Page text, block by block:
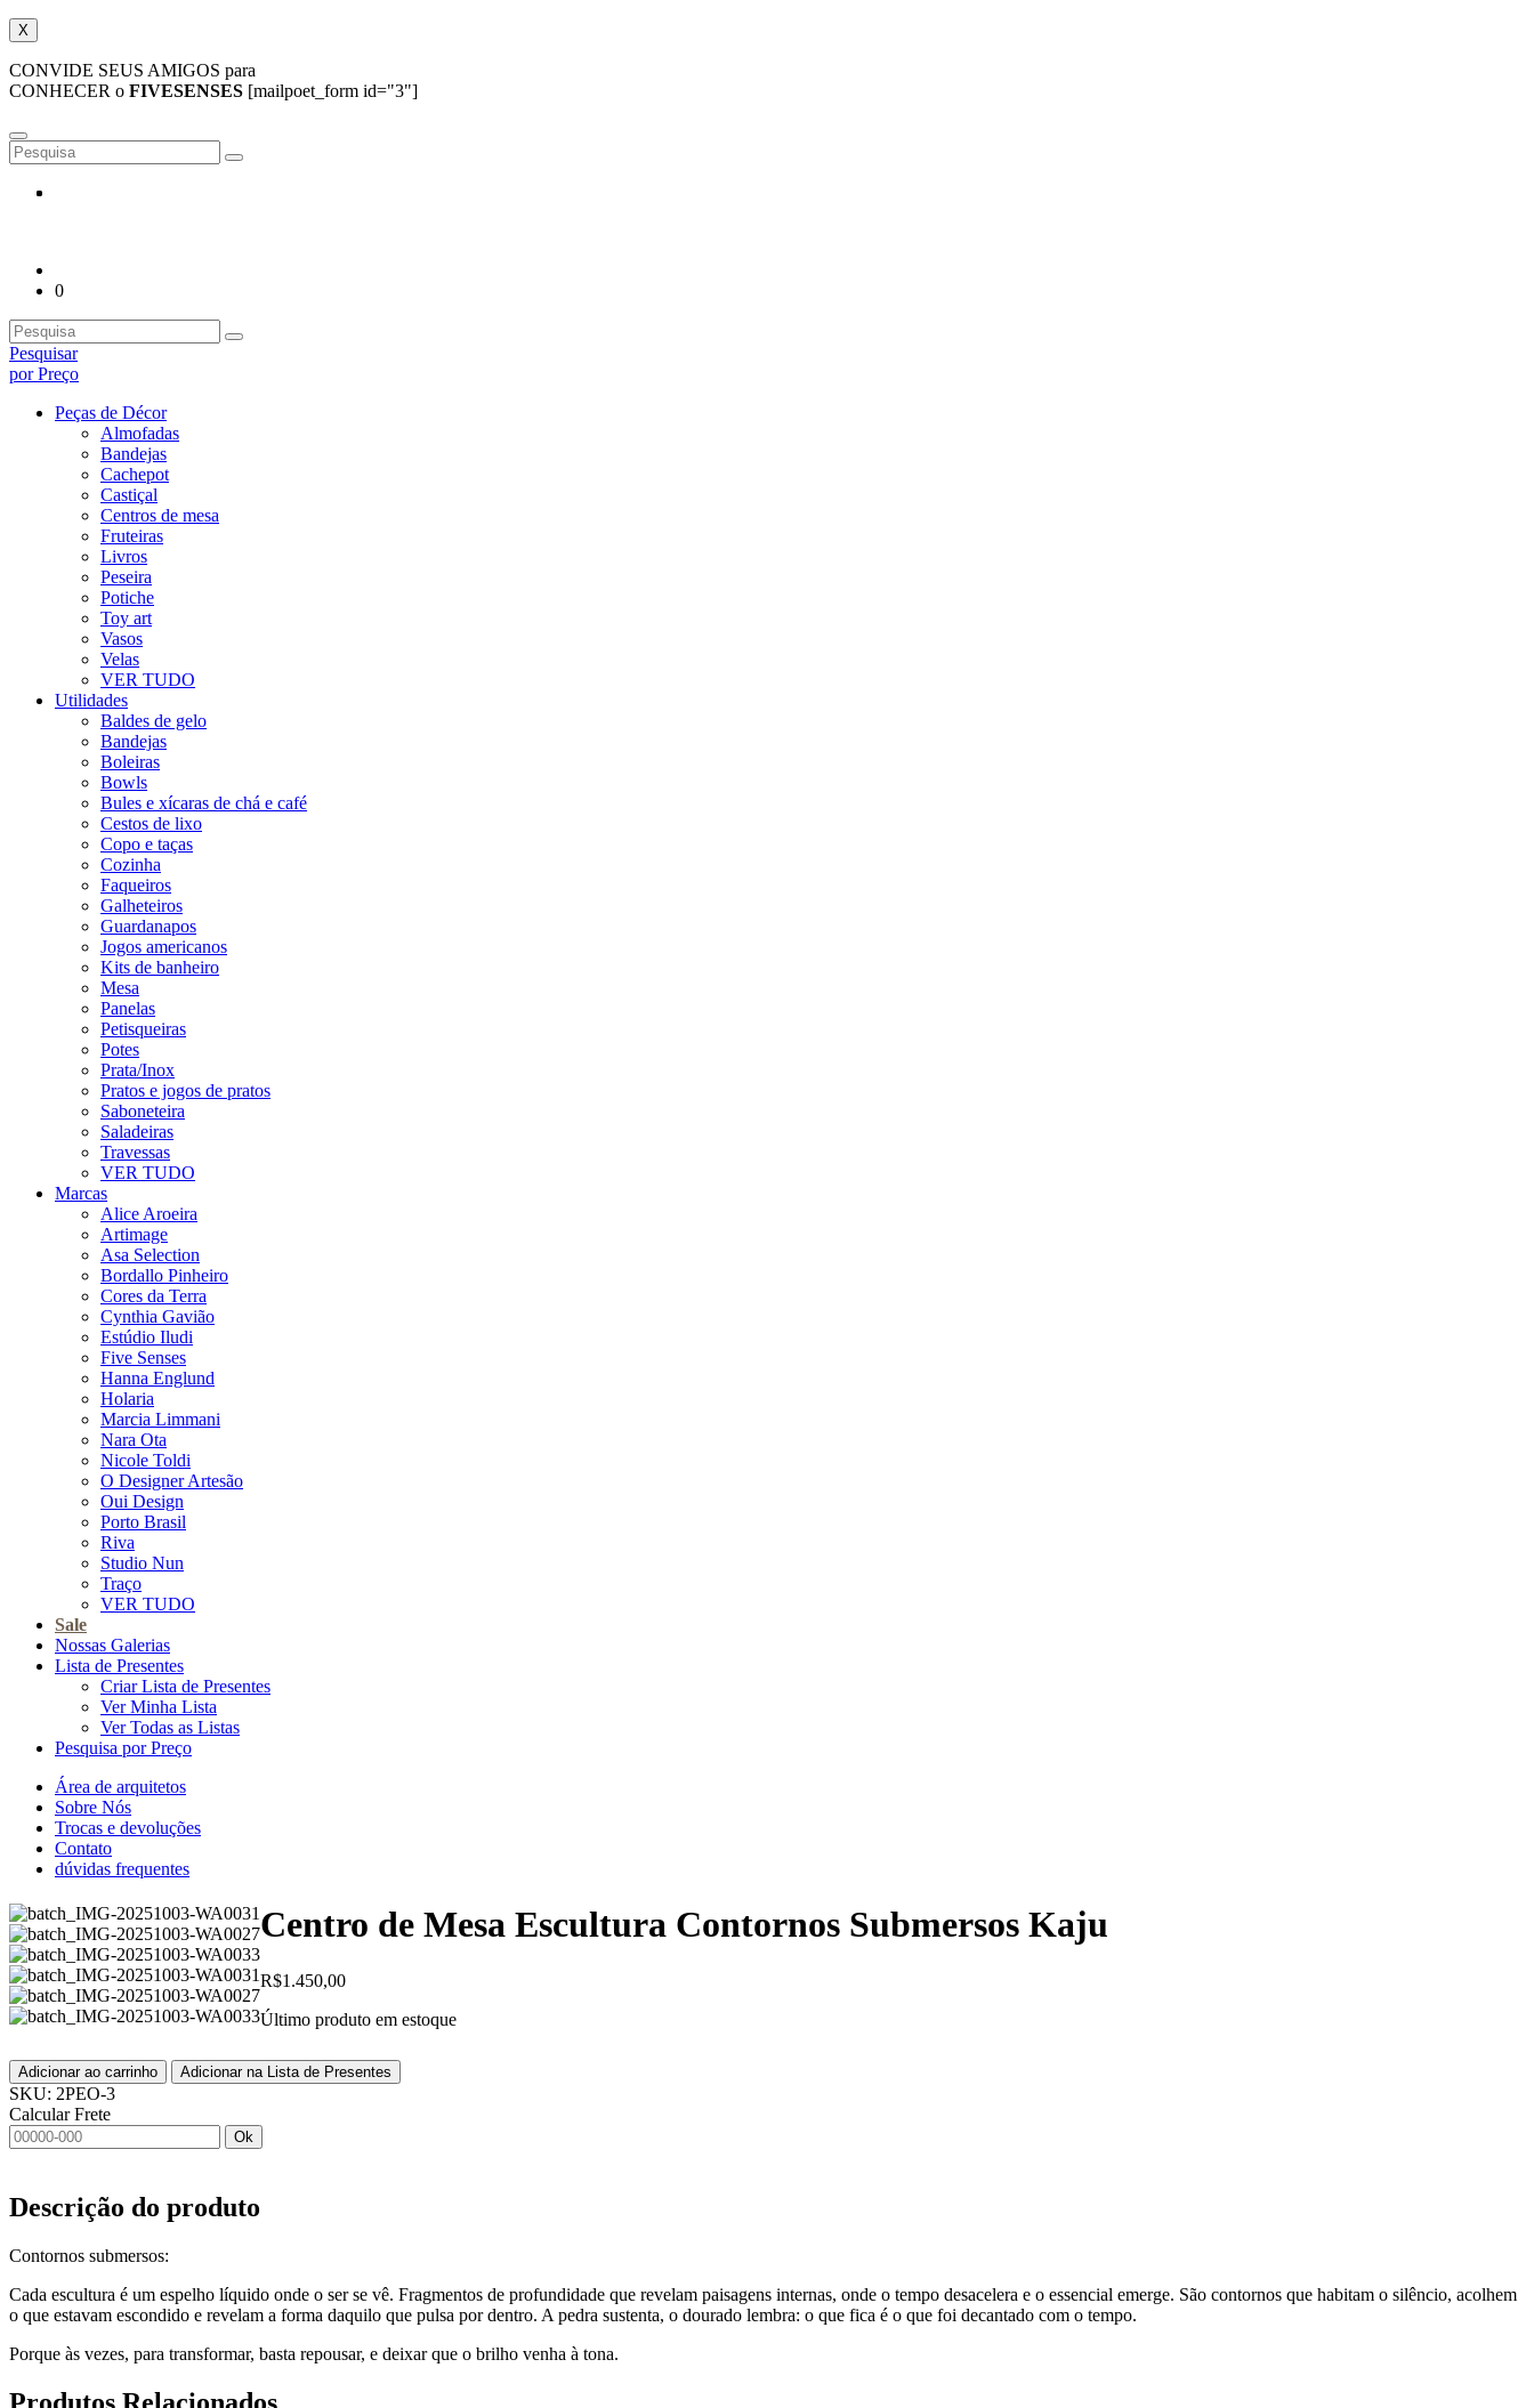
X
CONVIDE SEUS AMIGOS para
CONHECER o FIVESENSES [mailpoet_form id="3"]
0
Pesquisar
por Preço
Peças de Décor
Almofadas
Bandejas
Cachepot
Castiçal
Centros de mesa
Fruteiras
Livros
Peseira
Potiche
Toy art
Vasos
Velas
VER TUDO
Utilidades
Baldes de gelo
Bandejas
Boleiras
Bowls
Bules e xícaras de chá e café
Cestos de lixo
Copo e taças
Cozinha
Faqueiros
Galheteiros
Guardanapos
Jogos americanos
Kits de banheiro
Mesa
Panelas
Petisqueiras
Potes
Prata/Inox
Pratos e jogos de pratos
Saboneteira
Saladeiras
Travessas
VER TUDO
Marcas
Alice Aroeira
Artimage
Asa Selection
Bordallo Pinheiro
Cores da Terra
Cynthia Gavião
Estúdio Iludi
Five Senses
Hanna Englund
Holaria
Marcia Limmani
Nara Ota
Nicole Toldi
O Designer Artesão
Oui Design
Porto Brasil
Riva
Studio Nun
Traço
VER TUDO
Sale
Nossas Galerias
Lista de Presentes
Criar Lista de Presentes
Ver Minha Lista
Ver Todas as Listas
Pesquisa por Preço
Área de arquitetos
Sobre Nós
Trocas e devoluções
Contato
dúvidas frequentes
Centro de Mesa Escultura Contornos Submersos Kaju
R$1.450,00
Último produto em estoque
Adicionar ao carrinho Adicionar na Lista de Presentes
SKU: 2PEO-3
Calcular Frete
Ok
Descrição do produto
Contornos submersos:
Cada escultura é um espelho líquido onde o ser se vê. Fragmentos de profundidade que revelam paisagens internas, onde o tempo desacelera e o essencial emerge. São contornos que habitam o silêncio, acolhem
o que estavam escondido e revelam a forma daquilo que pulsa por dentro. A pedra sustenta, o dourado lembra: o que fica é o que foi decantado com o tempo.
Porque às vezes, para transformar, basta repousar, e deixar que o brilho venha à tona.
Produtos Relacionados